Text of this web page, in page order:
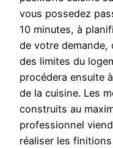
vous possedez
10 minutes, à
de votre demande,
des limites du
procédera ensuite
de la cuisine. Les
construits au
professionnel
réaliser les